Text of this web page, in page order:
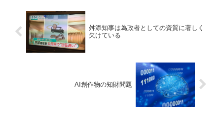
舛添知事は為政者としての資質に著しく
欠けている
AI創作物の知財問題